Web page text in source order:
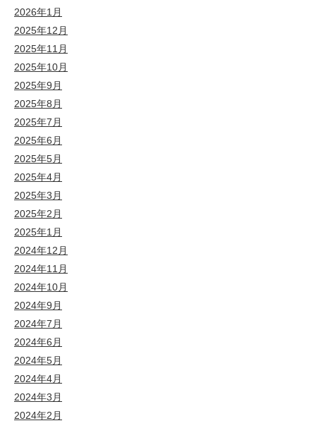
2026年1月
2025年12月
2025年11月
2025年10月
2025年9月
2025年8月
2025年7月
2025年6月
2025年5月
2025年4月
2025年3月
2025年2月
2025年1月
2024年12月
2024年11月
2024年10月
2024年9月
2024年7月
2024年6月
2024年5月
2024年4月
2024年3月
2024年2月